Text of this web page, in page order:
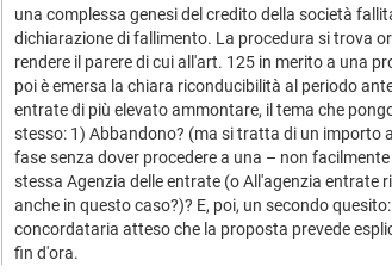
una complessa genesi del credito della società
dichiarazione di fallimento. La procedura si trova
rendere il parere di cui all'art. 125 in merito a una
poi è emersa la chiara riconducibilità al periodo
entrate di più elevato ammontare, il tema che
stesso: 1) Abbandono? (ma si tratta di un importo
fase senza dover procedere a una – non
stessa Agenzia delle entrate (o All'agenzia entrate
anche in questo caso?)? E, poi, un secondo
concordataria atteso che la proposta prevede
fin d'ora.